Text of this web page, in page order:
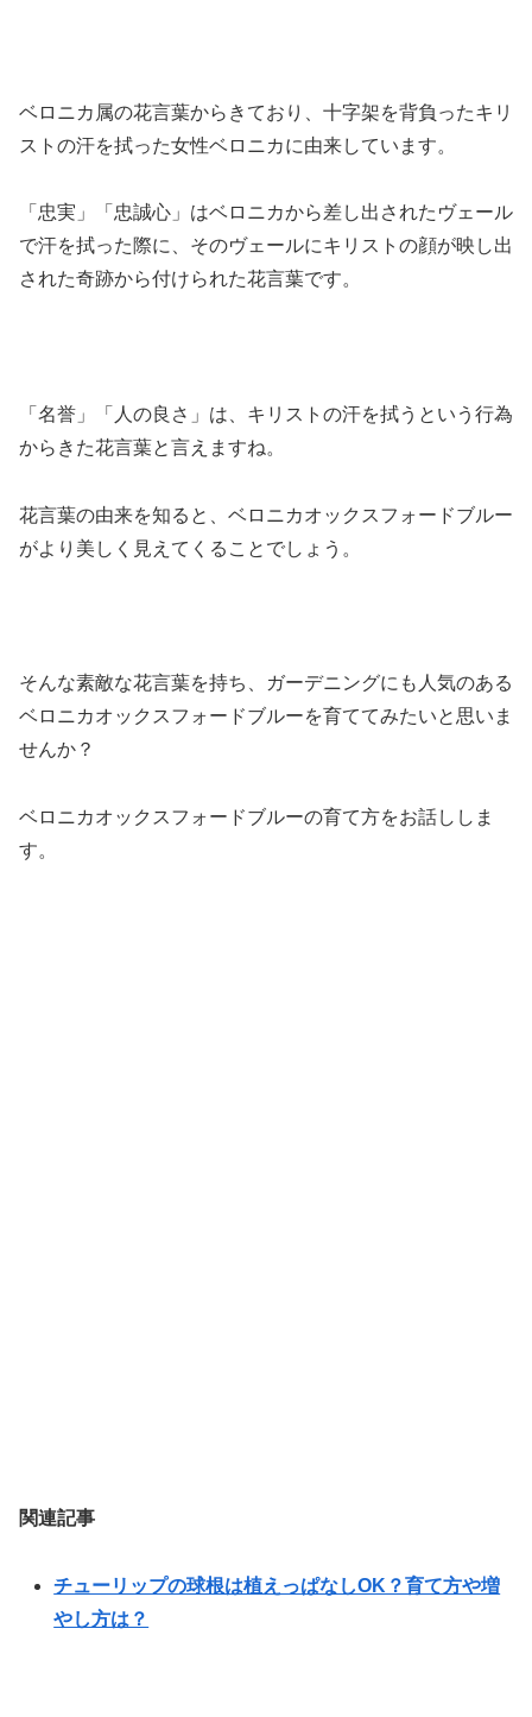
ベロニカ属の花言葉からきており、十字架を背負ったキリ
ストの汗を拭った女性ベロニカに由来しています。
「忠実」「忠誠心」はベロニカから差し出されたヴェール
で汗を拭った際に、そのヴェールにキリストの顔が映し出
された奇跡から付けられた花言葉です。
「名誉」「人の良さ」は、キリストの汗を拭うという行為
からきた花言葉と言えますね。
花言葉の由来を知ると、ベロニカオックスフォードブルー
がより美しく見えてくることでしょう。
そんな素敵な花言葉を持ち、ガーデニングにも人気のある
ベロニカオックスフォードブルーを育ててみたいと思いま
せんか？
ベロニカオックスフォードブルーの育て方をお話ししま
す。
関連記事
チューリップの球根は植えっぱなしOK？育て方や増
やし方は？